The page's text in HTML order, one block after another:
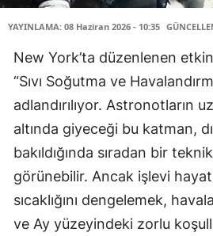
YAYINLAMA: 08 Haziran 2026 - 10:35
New York’ta düzenlenen
“Sıvı Soğutma ve
adlandırılıyor. Astronotların
altında giyeceği bu katman,
bakıldığında sıradan bir
görünebilir. Ancak işlevi
sıcaklığını dengelemek,
ve Ay yüzeyindeki zorlu